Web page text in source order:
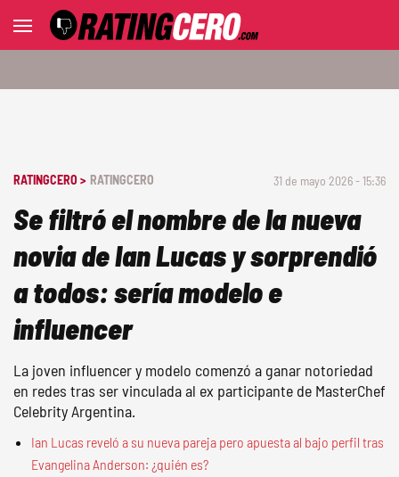
RATINGCERO > RATINGCERO 31 de mayo 2026 - 15:36
Se filtró el nombre de la nueva
novia de Ian Lucas y sorprendió
a todos: sería modelo e
influencer
La joven influencer y modelo comenzó a ganar notoriedad
en redes tras ser vinculada al ex participante de MasterChef
Celebrity Argentina.
Ian Lucas reveló a su nueva pareja pero apuesta al bajo perfil tras
Evangelina Anderson: ¿quién es?